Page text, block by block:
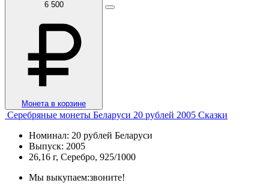
6 500
Монета в корзине
Серебряные монеты Беларуси 20 рублей 2005 Сказки
Номинал: 20 рублей Беларуси
Выпуск: 2005
26,16 г, Серебро, 925/1000
Мы выкупаем:звоните!